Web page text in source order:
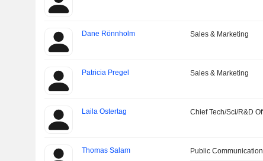
Dane Rönnholm Sales & Marketing
Patricia Pregel Sales & Marketing
Laila Ostertag Chief Tech/Sci/R&D
Thomas Salam Public